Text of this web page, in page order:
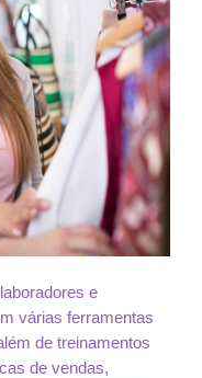
e
várias ferramentas
de treinamentos
de vendas,